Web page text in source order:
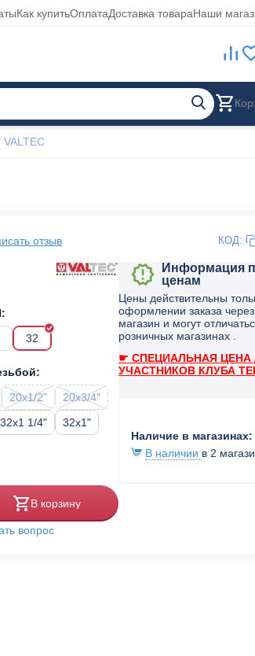
Как купитьОплатаДоставка товараНаши
отзыв КОД:
32
20x1/2"
20x3/4"
32x1 1/4"
32x1"
В корзину
вопрос
Информация
ценам
Цены действительны
оформлении заказа
магазин и могут
розничных магазинах .
☛ СПЕЦИАЛЬНАЯ ЦЕНА
УЧАСТНИКОВ КЛУБА
Наличие в магазинах:
В наличии в 2